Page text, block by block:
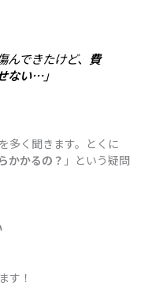
んできたけど、 費
ない…」
を多く聞きます。とくに
かかるの？ 」という疑問
す！